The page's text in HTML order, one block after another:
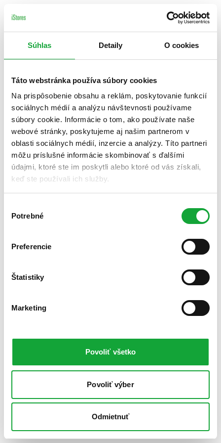
Súhlas Detaily O cookies
Táto webstránka používa súbory cookies
Na prispôsobenie obsahu a reklám, poskytovanie funkcií
sociálnych médií a analýzu návštevnosti používame
súbory cookie. Informácie o tom, ako používate naše
webové stránky, poskytujeme aj našim partnerom v
oblasti sociálnych médií, inzercie a analýzy. Títo partneri
môžu príslušné informácie skombinovať s ďalšími
údajmi, ktoré ste im poskytli alebo ktoré od vás získali,
keď ste používali ich služby.
súhlasu
Potrebné
Preferencie
Štatistiky
Marketing
Povoliť všetko
Povoliť výber
Odmietnuť